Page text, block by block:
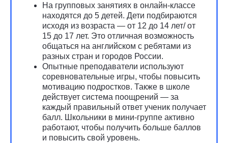
На групповых занятиях в онлайн-классе
находятся до 5 детей. Дети подбираются
исходя из возраста — от 12 до 14 лет/ от
15 до 17 лет. Это отличная возможность
общаться на английском с ребятами из
разных стран и городов России.
Опытные преподаватели используют
соревновательные игры, чтобы повысить
мотивацию подростков. Также в школе
действует система поощрений — за
каждый правильный ответ ученик получает
балл. Школьники в мини-группе активно
работают, чтобы получить больше баллов
и повысить свой уровень.